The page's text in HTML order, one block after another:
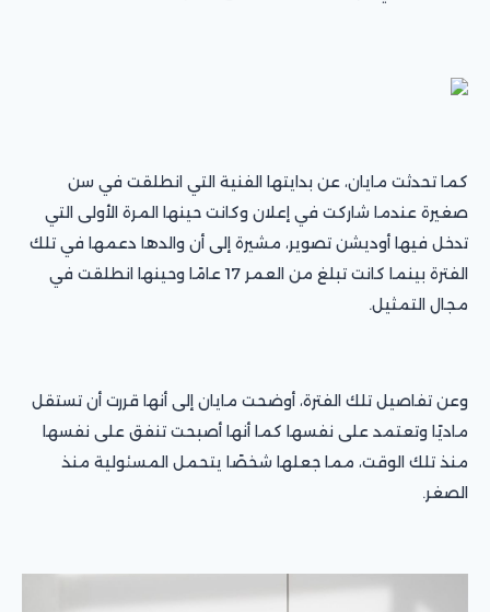
كما تحدثت مايان، عن بدايتها الفنية التي انطلقت في سن
صغيرة عندما شاركت في إعلان وكانت حينها المرة الأولى التي
تدخل فيها أوديشن تصوير، مشيرة إلى أن والدها دعمها في تلك
الفترة بينما كانت تبلغ من العمر 17 عامًا وحينها انطلقت في
مجال التمثيل.
وعن تفاصيل تلك الفترة، أوضحت مايان إلى أنها قررت أن تستقل
ماديًا وتعتمد على نفسها كما أنها أصبحت تنفق على نفسها
منذ تلك الوقت، مما جعلها شخصًا يتحمل المسئولية منذ
الصغر.